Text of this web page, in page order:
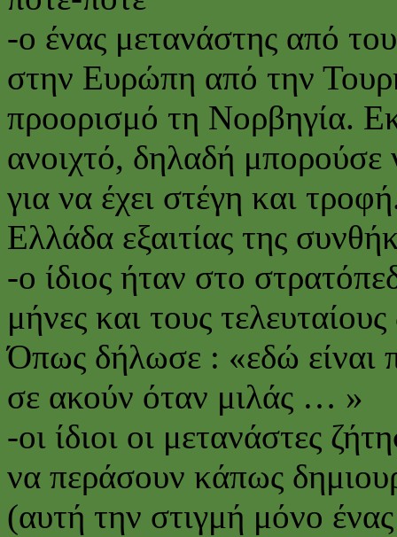
-ο ένας μετανάστης από
στην Ευρώπη από την
προορισμό τη Νορβηγία.
ανοιχτό, δηλαδή μπορούσε
για να έχει στέγη και
Ελλάδα εξαιτίας της
-ο ίδιος ήταν στο
μήνες και τους
Όπως δήλωσε : «εδώ είναι
σε ακούν όταν μιλάς … »
-οι ίδιοι οι μετανάστες
να περάσουν κάπως
(αυτή την στιγμή μόνο